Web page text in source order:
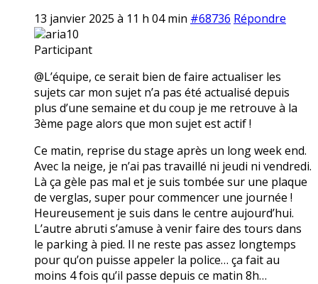
13 janvier 2025 à 11 h 04 min #68736 Répondre
aria10
Participant
@L’équipe, ce serait bien de faire actualiser les
sujets car mon sujet n’a pas été actualisé depuis
plus d’une semaine et du coup je me retrouve à la
3ème page alors que mon sujet est actif !
Ce matin, reprise du stage après un long week end.
Avec la neige, je n’ai pas travaillé ni jeudi ni vendredi.
Là ça gèle pas mal et je suis tombée sur une plaque
de verglas, super pour commencer une journée !
Heureusement je suis dans le centre aujourd’hui.
L’autre abruti s’amuse à venir faire des tours dans
le parking à pied. Il ne reste pas assez longtemps
pour qu’on puisse appeler la police… ça fait au
moins 4 fois qu’il passe depuis ce matin 8h…